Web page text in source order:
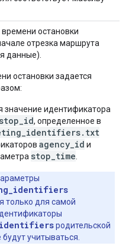
остановки
отрезка маршрута
данные).
остановки задается
значение идентификатора
, определенное в
agency_id и
stop_time
только для самой
родительской
учитываться.